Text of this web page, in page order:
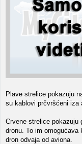
Plave strelice pokazuju
su kablovi prčvršćeni iza
Crvene strelice pokazuju
dronu. To im omogućava
dron odvaja od aviona.